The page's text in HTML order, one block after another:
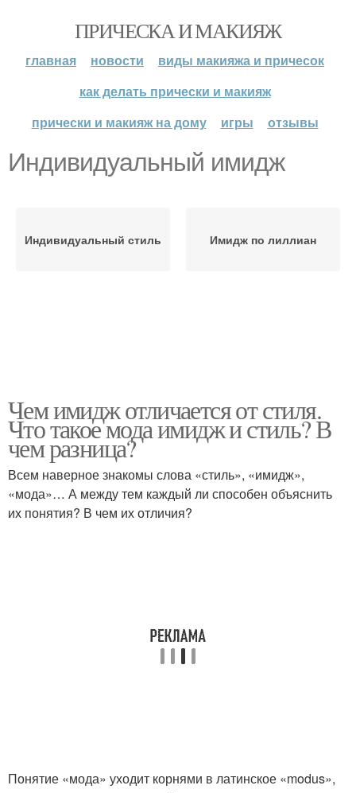
ПРИЧЕСКА И МАКИЯЖ
главная новости
виды макияжа и причесок
как делать прически и макияж
прически и макияж на дому
игры отзывы
Индивидуальный имидж
Индивидуальный стиль Имидж по лиллиан
Чем имидж отличается от стиля.
Что такое мода имидж и стиль? В
чем разница?
Всем наверное знакомы слова «стиль», «имидж»,
«мода»… А между тем каждый ли способен объяснить
их понятия? В чем их отличия?
Понятие «мода» уходит корнями в латинское «modus»,